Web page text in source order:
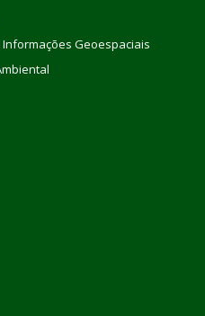
Geoespaciais